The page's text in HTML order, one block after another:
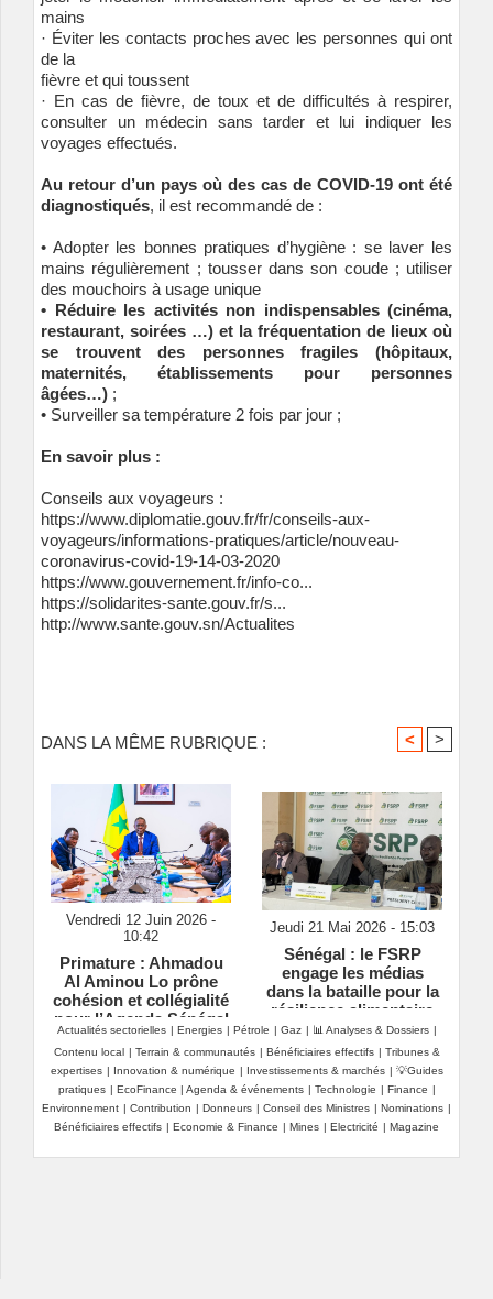
mains
· Éviter les contacts proches avec les personnes qui ont
de la
fièvre et qui toussent
· En cas de fièvre, de toux et de difficultés à respirer,
consulter un médecin sans tarder et lui indiquer les
voyages effectués.
Au retour d’un pays où des cas de COVID-19 ont été
diagnostiqués, il est recommandé de :
• Adopter les bonnes pratiques d’hygiène : se laver les
mains régulièrement ; tousser dans son coude ; utiliser
des mouchoirs à usage unique
• Réduire les activités non indispensables (cinéma,
restaurant, soirées …) et la fréquentation de lieux où
se trouvent des personnes fragiles (hôpitaux,
maternités, établissements pour personnes
âgées…) ;
• Surveiller sa température 2 fois par jour ;
En savoir plus :
Conseils aux voyageurs :
https://www.diplomatie.gouv.fr/fr/conseils-aux-
voyageurs/informations-pratiques/article/nouveau-
coronavirus-covid-19-14-03-2020
https://www.gouvernement.fr/info-co...
https://solidarites-sante.gouv.fr/s...
http://www.sante.gouv.sn/Actualites
DANS LA MÊME RUBRIQUE : < >
Vendredi 12 Juin 2026 -
10:42
Primature : Ahmadou
Al Aminou Lo prône
cohésion et collégialité
pour l’Agenda Sénégal
2050
Jeudi 21 Mai 2026 - 15:03
Sénégal : le FSRP
engage les médias
dans la bataille pour la
résilience alimentaire
Actualités sectorielles | Energies | Pétrole | Gaz | 📊 Analyses & Dossiers |
Contenu local | Terrain & communautés | Bénéficiaires effectifs | Tribunes &
expertises | Innovation & numérique | Investissements & marchés | 💡Guides
pratiques | EcoFinance | Agenda & événements | Technologie | Finance |
Environnement | Contribution | Donneurs | Conseil des Ministres | Nominations |
Bénéficiaires effectifs | Economie & Finance | Mines | Electricité | Magazine